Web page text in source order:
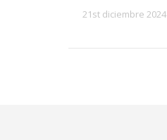
21st diciembre 2024